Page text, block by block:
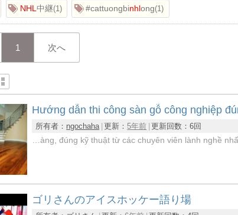
NHL 中継 1 #cattuongbinhlong 1
1 次へ
Hướng dẫn thi công sàn gỗ công nghiệp
所有者： ngochaha 更新：5年前 更新回数：6回
…àng, đúng kỹ thuật từ các chuyên viên lành nghề
ゴリさんのアイスホッケー語り場